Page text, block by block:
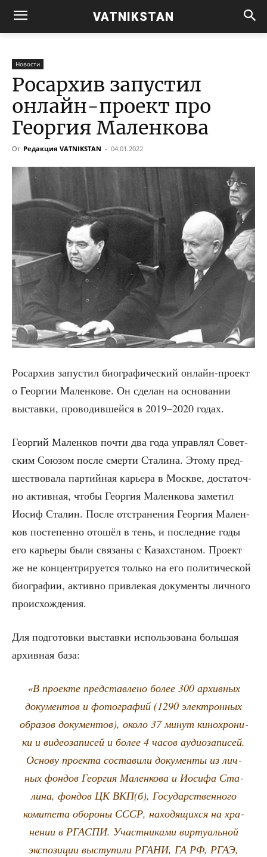
VATNIKSTAN
Новости
Росархив запустил
онлайн-проект про
Георгия Маленкова
От Редакция VATNIKSTAN - 04.01.2022
Росар­хив запу­стил био­гра­фи­че­ский онлайн-про­ект
о Геор­гии Мален­ко­ве. Он сде­лан на осно­ва­нии
выстав­ки, про­во­див­шей­ся в 2019–2020 годах.
Геор­гий Мален­ков почти два года управ­лял Совет­
ским Сою­зом после смер­ти Ста­ли­на. Это­му пред­
ше­ство­ва­ла пар­тий­ная карье­ра в Москве, доста­точ­
но актив­ная, что­бы Геор­гия Мален­ко­ва заме­тил
Иосиф Ста­лин. После отстра­не­ния Геор­гия Мален­
ков посте­пен­но ото­шёл в тень, и послед­ние годы
его карье­ры были свя­за­ны с Казах­ста­ном. Про­ект
же не кон­цен­три­ру­ет­ся толь­ко на его поли­ти­че­ской
био­гра­фии, актив­но при­вле­кая доку­мен­ты лич­но­го
происхождения.
Для под­го­тов­ки выстав­ки исполь­зо­ва­на боль­шая
архив­ная база:
«В про­ек­те пред­став­ле­но более 300 архив­ных
доку­мен­тов и фото­гра­фий (1290 элек­трон­ных
обра­зов доку­мен­тов), око­ло 37 минут кино­хро­ни­
ки и видео­за­пи­сей и более 4 часов ауди­о­за­пи­сей.
Осно­ву про­ек­та соста­ви­ли доку­мен­ты из лич­
ных фон­дов Геор­гия Мален­ко­ва и Иоси­фа Ста­
ли­на, фон­дов ЦК ВКП(б), Госу­дар­ствен­но­го
коми­те­та обо­ро­ны СССР, нахо­дя­щих­ся на хра­
не­нии в РГАСПИ. Участ­ни­ка­ми вир­ту­аль­ной
экс­по­зи­ции высту­пи­ли РГАНИ, ГА РФ, РГАЭ,